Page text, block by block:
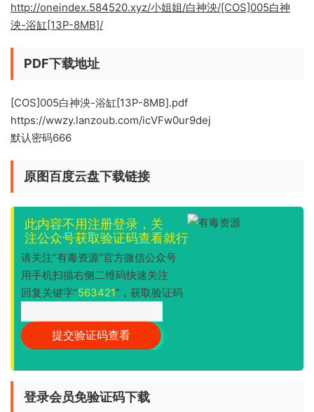
http://oneindex.584520.xyz/小姐姐/白神泱/[COS]005白神
泱-浴缸[13P-8MB]/
PDF下载地址
[COS]005白神泱-浴缸[13P-8MB].pdf
https://wwzy.lanzoub.com/icVFw0ur9dej
默认密码666
原图百度云盘下载链接
此内容不用注册登录，关
注公众号获取验证码查看就行
请关注“有毒资源”官方微信公众号
用手机扫描右侧二维码快速关注
回复关键字“563421”，获取验证码
登录会员免验证码下载